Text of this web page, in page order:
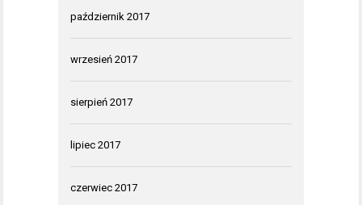
październik 2017
wrzesień 2017
sierpień 2017
lipiec 2017
czerwiec 2017